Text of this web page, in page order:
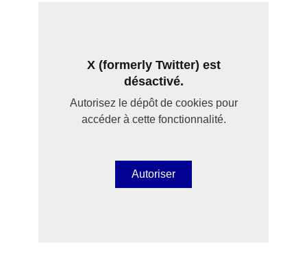
X (formerly Twitter) est
désactivé.
Autorisez le dépôt de cookies pour
accéder à cette fonctionnalité.
Autoriser